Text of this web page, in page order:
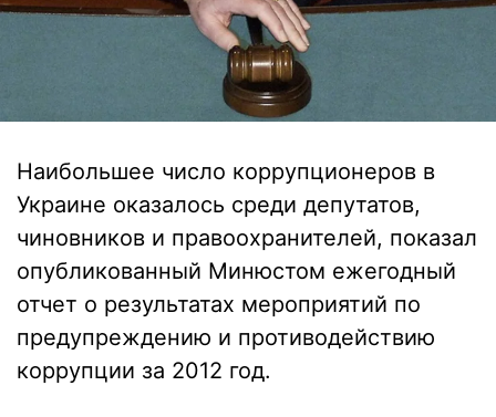
Наибольшее число коррупционеров в
Украине оказалось среди депутатов,
чиновников и правоохранителей, показал
опубликованный Минюстом ежегодный
отчет о результатах мероприятий по
предупреждению и противодействию
коррупции за 2012 год.